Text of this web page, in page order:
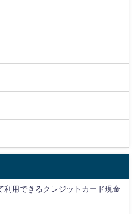
利用できるクレジットカード現金